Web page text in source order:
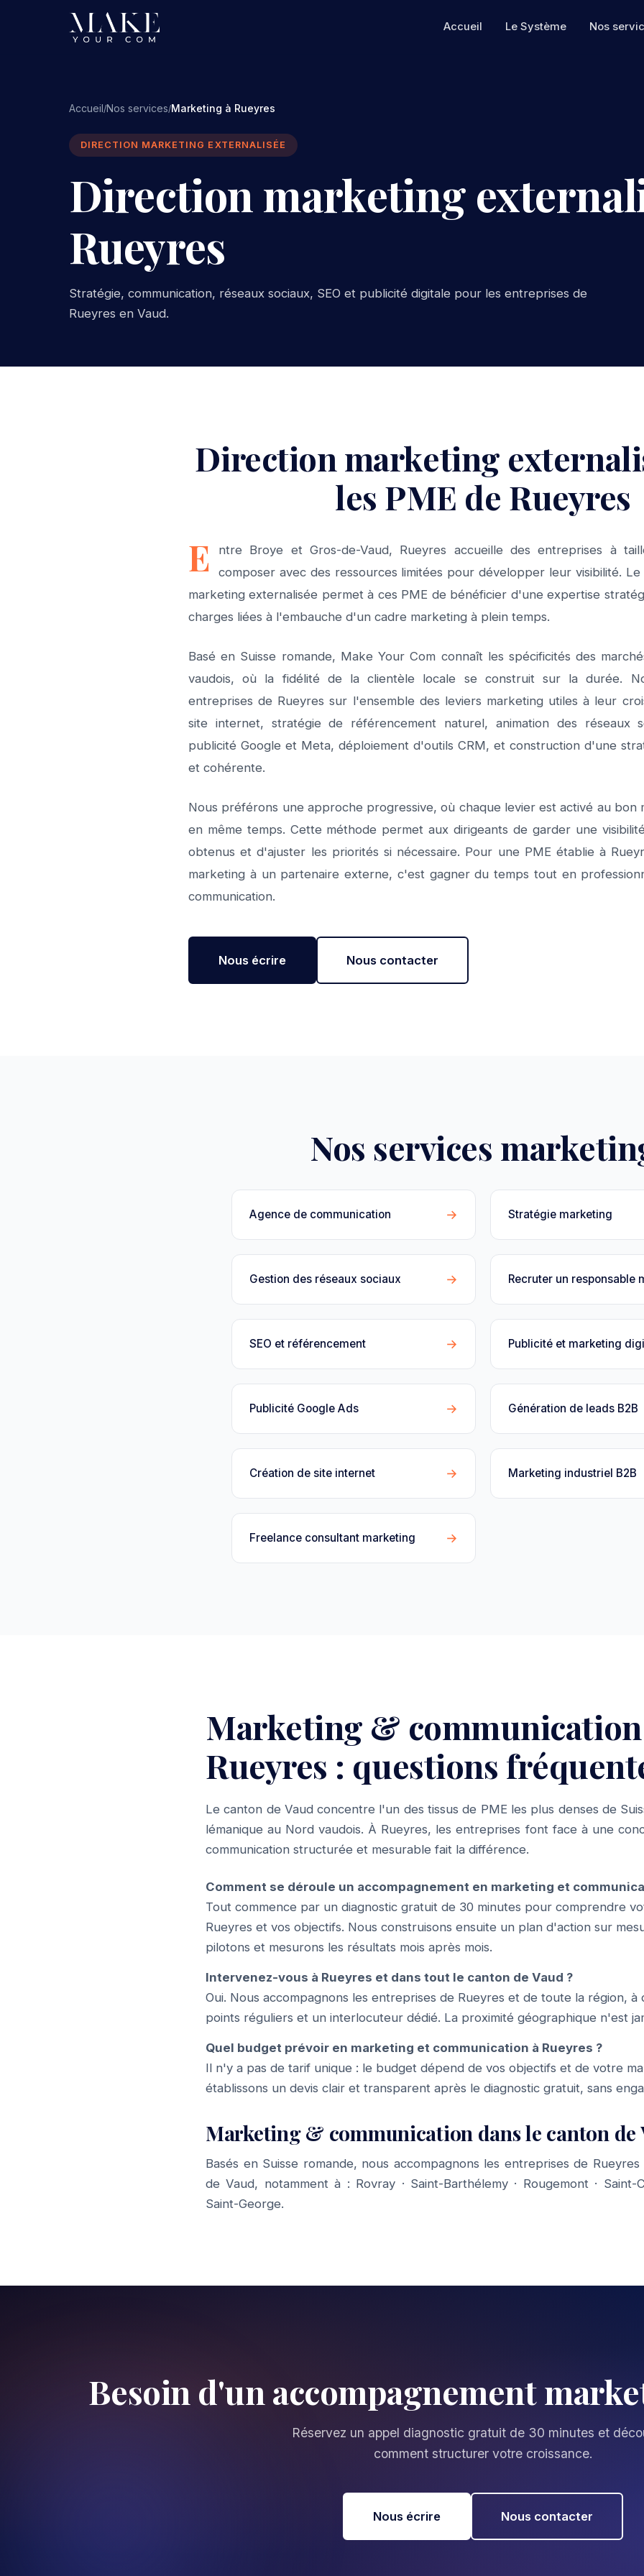
Accueil Le Système Nos
Accueil/Nos services/Marketing à Rueyres
DIRECTION MARKETING EXTERNALISÉE
Direction marketing
Rueyres
Stratégie, communication, réseaux sociaux, SEO et publicité digitale pour les entreprises de
Rueyres en Vaud.
Direction marketing
les PME de Rueyres
E
ntre Broye et Gros-de-Vaud, Rueyres accueille des entreprises à
composer avec des ressources limitées pour développer leur visibilité.
marketing externalisée permet à ces PME de bénéficier d'une expertise
charges liées à l'embauche d'un cadre marketing à plein temps.
Basé en Suisse romande, Make Your Com connaît les spécificités des
vaudois, où la fidélité de la clientèle locale se construit sur la durée.
entreprises de Rueyres sur l'ensemble des leviers marketing utiles à leur
site internet, stratégie de référencement naturel, animation des réseaux
publicité Google et Meta, déploiement d'outils CRM, et construction d'une
et cohérente.
Nous préférons une approche progressive, où chaque levier est activé au bon
en même temps. Cette méthode permet aux dirigeants de garder une
obtenus et d'ajuster les priorités si nécessaire. Pour une PME établie à
marketing à un partenaire externe, c'est gagner du temps tout en
communication.
Nous écrire Nous contacter
Nos services
Agence de communication → Stratégie marketing
Gestion des réseaux sociaux → Recruter un responsable
SEO et référencement → Publicité et marketing
Publicité Google Ads → Génération de leads B2B
Création de site internet → Marketing industriel B2B
Freelance consultant marketing →
Marketing &
Rueyres : questions
Le canton de Vaud concentre l'un des tissus de PME les plus denses de
lémanique au Nord vaudois. À Rueyres, les entreprises font face à une
communication structurée et mesurable fait la différence.
Comment se déroule un accompagnement en marketing et
Tout commence par un diagnostic gratuit de 30 minutes pour comprendre
Rueyres et vos objectifs. Nous construisons ensuite un plan d'action sur
pilotons et mesurons les résultats mois après mois.
Intervenez-vous à Rueyres et dans tout le canton de Vaud ?
Oui. Nous accompagnons les entreprises de Rueyres et de toute la région, à
points réguliers et un interlocuteur dédié. La proximité géographique n'est
Quel budget prévoir en marketing et communication à Rueyres ?
Il n'y a pas de tarif unique : le budget dépend de vos objectifs et de votre
établissons un devis clair et transparent après le diagnostic gratuit, sans
Marketing & communication dans le canton de
Basés en Suisse romande, nous accompagnons les entreprises de
de Vaud, notamment à : Rovray · Saint-Barthélemy · Rougemont· Saint-
Saint-George.
Besoin d'un accompagnement
Réservez un appel diagnostic gratuit de 30 minutes et
comment structurer votre croissance.
Nous écrire Nous contacter